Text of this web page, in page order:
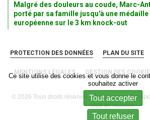
Malgré des douleurs au coude, Marc-
porté par sa famille jusqu'à une
européenne sur le 3 km knock-out
PROTECTION DES DONNÉES PLAN DU SITE
MENTIONS LÉGALES GESTION DES
© 2026 Tous droits réservés - Propulsé par
club de natation
Ce site utilise des cookies et vous donne le
souhaitez activer
Tout accepter
Tout refuser